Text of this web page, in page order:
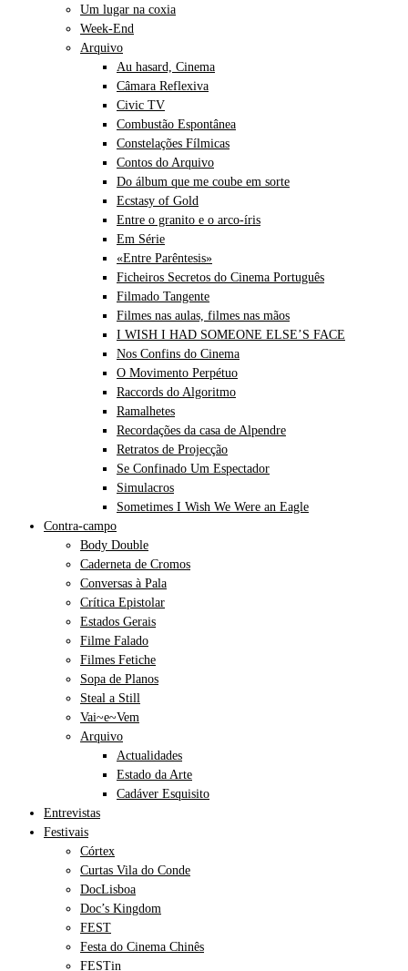
Um lugar na coxia
Week-End
Arquivo
Au hasard, Cinema
Câmara Reflexiva
Civic TV
Combustão Espontânea
Constelações Fílmicas
Contos do Arquivo
Do álbum que me coube em sorte
Ecstasy of Gold
Entre o granito e o arco-íris
Em Série
«Entre Parêntesis»
Ficheiros Secretos do Cinema Português
Filmado Tangente
Filmes nas aulas, filmes nas mãos
I WISH I HAD SOMEONE ELSE’S FACE
Nos Confins do Cinema
O Movimento Perpétuo
Raccords do Algoritmo
Ramalhetes
Recordações da casa de Alpendre
Retratos de Projecção
Se Confinado Um Espectador
Simulacros
Sometimes I Wish We Were an Eagle
Contra-campo
Body Double
Caderneta de Cromos
Conversas à Pala
Crítica Epistolar
Estados Gerais
Filme Falado
Filmes Fetiche
Sopa de Planos
Steal a Still
Vai~e~Vem
Arquivo
Actualidades
Estado da Arte
Cadáver Esquisito
Entrevistas
Festivais
Córtex
Curtas Vila do Conde
DocLisboa
Doc’s Kingdom
FEST
Festa do Cinema Chinês
FESTin